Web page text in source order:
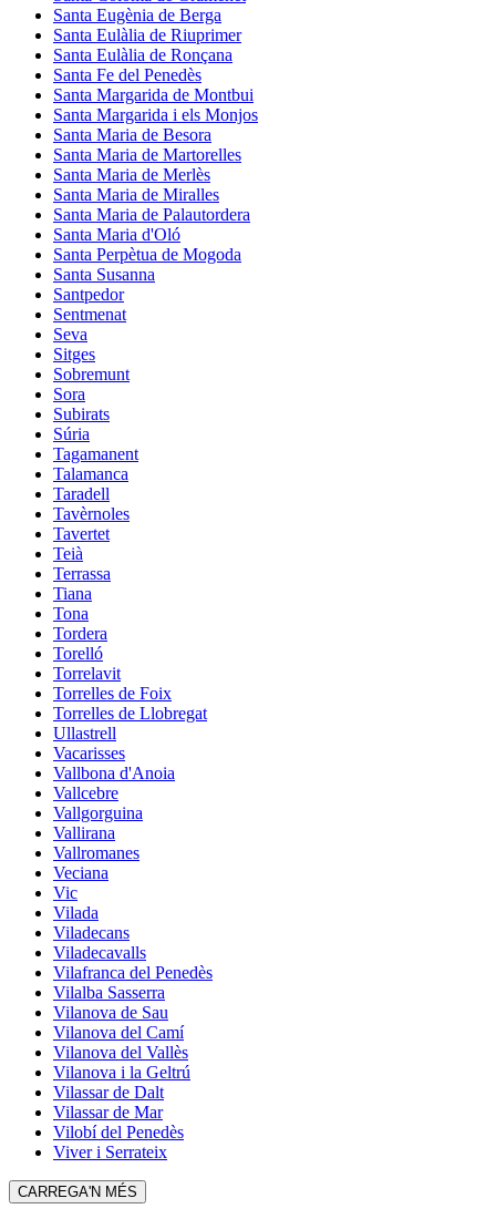
Santa Eugènia de Berga
Santa Eulàlia de Riuprimer
Santa Eulàlia de Ronçana
Santa Fe del Penedès
Santa Margarida de Montbui
Santa Margarida i els Monjos
Santa Maria de Besora
Santa Maria de Martorelles
Santa Maria de Merlès
Santa Maria de Miralles
Santa Maria de Palautordera
Santa Maria d'Oló
Santa Perpètua de Mogoda
Santa Susanna
Santpedor
Sentmenat
Seva
Sitges
Sobremunt
Sora
Subirats
Súria
Tagamanent
Talamanca
Taradell
Tavèrnoles
Tavertet
Teià
Terrassa
Tiana
Tona
Tordera
Torelló
Torrelavit
Torrelles de Foix
Torrelles de Llobregat
Ullastrell
Vacarisses
Vallbona d'Anoia
Vallcebre
Vallgorguina
Vallirana
Vallromanes
Veciana
Vic
Vilada
Viladecans
Viladecavalls
Vilafranca del Penedès
Vilalba Sasserra
Vilanova de Sau
Vilanova del Camí
Vilanova del Vallès
Vilanova i la Geltrú
Vilassar de Dalt
Vilassar de Mar
Vilobí del Penedès
Viver i Serrateix
CARREGA'N MÉS